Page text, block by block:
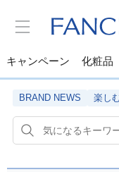
キャンペーン 化粧品
BRAND NEWS 楽し